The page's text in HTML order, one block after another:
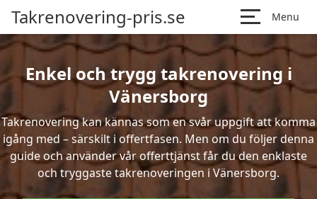
Takrenovering-pris.se Menu
Enkel och trygg takrenovering i
Vänersborg
Takrenovering kan kännas som en svår uppgift att komma
igång med – särskilt i offertfasen. Men om du följer denna
guide och använder vår offerttjänst får du den enklaste
och tryggaste takrenoveringen i Vänersborg.